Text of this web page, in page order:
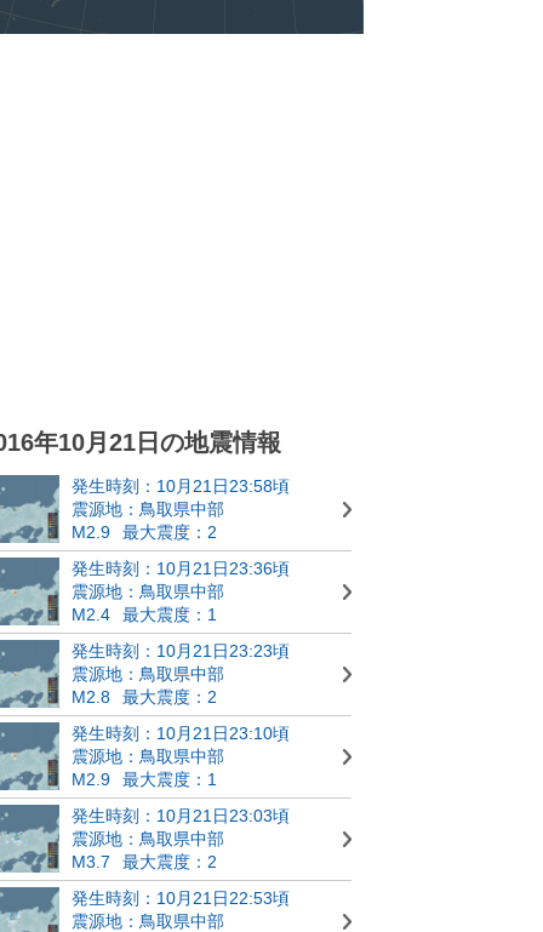
年10月21日の地震情報
発生時刻：10月21日23:58頃
震源地：鳥取県中部
M2.9
最大震度：2
発生時刻：10月21日23:36頃
震源地：鳥取県中部
M2.4
最大震度：1
発生時刻：10月21日23:23頃
震源地：鳥取県中部
M2.8
最大震度：2
発生時刻：10月21日23:10頃
震源地：鳥取県中部
M2.9
最大震度：1
発生時刻：10月21日23:03頃
震源地：鳥取県中部
M3.7
最大震度：2
発生時刻：10月21日22:53頃
震源地：鳥取県中部